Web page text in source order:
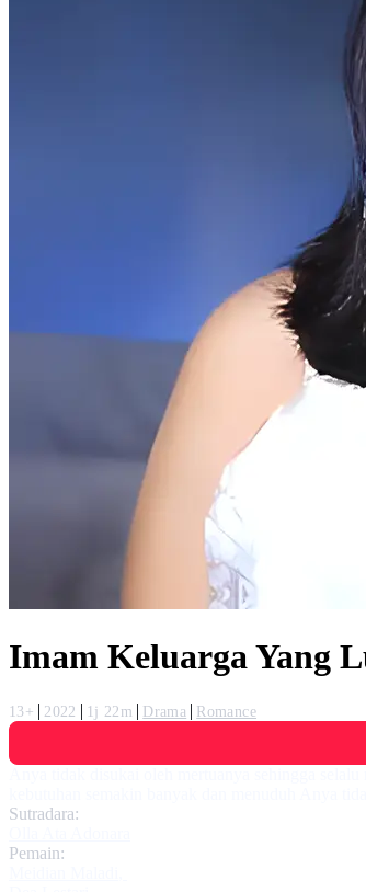
Imam Keluarga Yang
13+ 2022 1j 22m Drama
Romance
Sutradara:
Pemain: